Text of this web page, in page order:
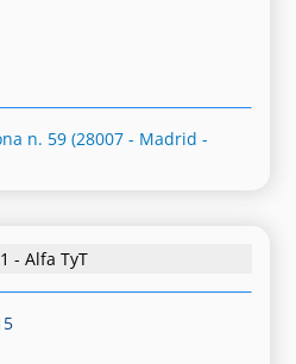
n. 59 (28007 - Madrid -
- Alfa TyT